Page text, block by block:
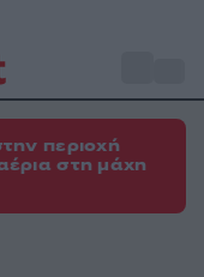
περιοχή
στη μάχη